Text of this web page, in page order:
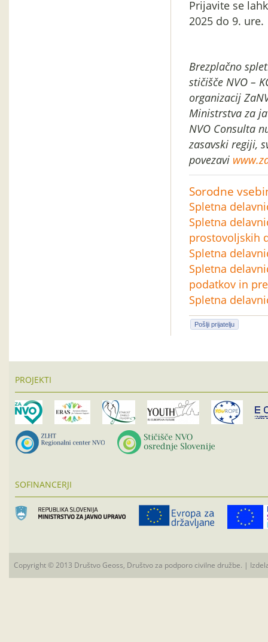
Prijavite se
2025 do 9. ure.
Brezplačno
stičišče NVO –
organizacij
Ministrstva za
NVO Consulta
zasavski regiji,
povezavi
Sorodne
Spletna
Spletna
prostovoljskih
Spletna
Spletna
podatkov in
Spletna
Pošlji prijatelju
PROJEKTI
SOFINANCERJI
Copyright © 2013 Društvo Geoss, Društvo za podporo civilne družbe. |